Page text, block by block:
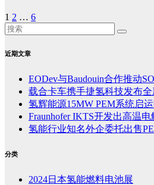
1 2 … 6
近期文章
EODev与Baudouin合作推动
载合卡车携手捷氢科技发布
氢辉能源15MW PEM系统启
Fraunhofer IKTS开发出高温电
氢能行业知名外企委托出售
分类
2024日本氢能燃料电池展